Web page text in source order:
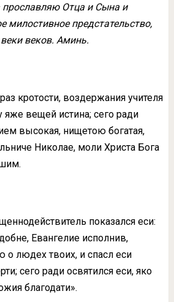
прославляю Отца и Сына и
милостивное предстательство,
веков. Аминь.
кротости, воздержания учителя
яже вещей истина; сего ради
высокая, нищетою богатая,
Николае, моли Христа Бога
показался еси:
Евангелие исполнив,
людех твоих, и спасл еси
сего ради освятился еси, яко
благодати».